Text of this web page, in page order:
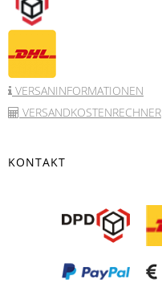
VERSANINFORMATIONEN
VERSANDKOSTENRECHNER
KONTAKT